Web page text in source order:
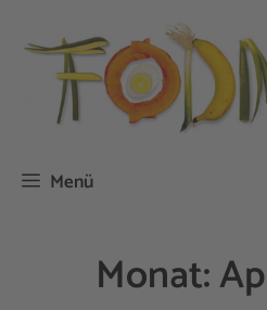
Inhalt
springen
Menü
Monat: